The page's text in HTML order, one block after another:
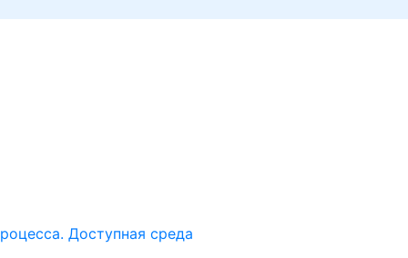
Доступная среда